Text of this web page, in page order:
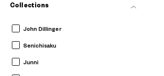
Collections
John Dillinger
Senichisaku
Junni